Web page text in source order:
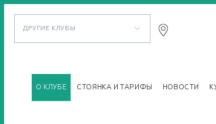
ДРУГИЕ КЛУБЫ
О КЛУБЕ СТОЯНКА И ТАРИФЫ НОВОСТИ